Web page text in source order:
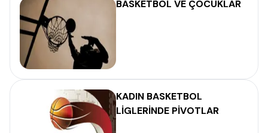
BASKETBOL VE ÇOCUKLAR
KADIN BASKETBOL
LİGLERİNDE PİVOTLAR